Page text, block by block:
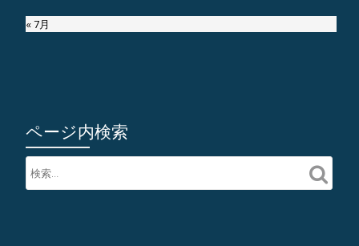
« 7月
ページ内検索